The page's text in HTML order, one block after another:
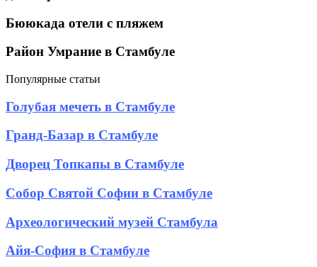
Бююкада отели с пляжем
Район Умрание в Стамбуле
Популярные статьи
Голубая
мечеть
в
Стамбуле
Голубая мечеть в Стамбуле
Гранд-
Базар
в
Стамбуле
Гранд-Базар в Стамбуле
Дворец
Топкапы
в
Стамбуле
Дворец Топкапы в Стамбуле
Собор
Святой
Софии
в
Собор Святой Софии в Стамбуле
Археологический
музей
Стамбула
Археологический музей Стамбула
Айя-
Айя-София в Стамбуле